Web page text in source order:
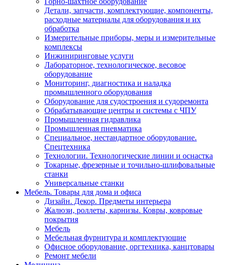
Детали, запчасти, комплектующие, компоненты,
расходные материалы для оборудования и их
обработка
Измерительные приборы, меры и измерительные
комплексы
Инжиниринговые услуги
Лабораторное, технологическое, весовое
оборудование
Мониторинг, диагностика и наладка
промышленного оборудования
Оборудование для судостроения и судоремонта
Обрабатывающие центры и системы с ЧПУ
Промышленная гидравлика
Промышленная пневматика
Специальное, нестандартное оборудование.
Спецтехника
Технологии. Технологические линии и оснастка
Токарные, фрезерные и точильно-шлифовальные
станки
Универсальные станки
Мебель. Товары для дома и офиса
Дизайн. Декор. Предметы интерьера
Жалюзи, роллеты, карнизы. Ковры, ковровые
покрытия
Мебель
Мебельная фурнитура и комплектующие
Офисное оборудование, оргтехника, канцтовары
Ремонт мебели